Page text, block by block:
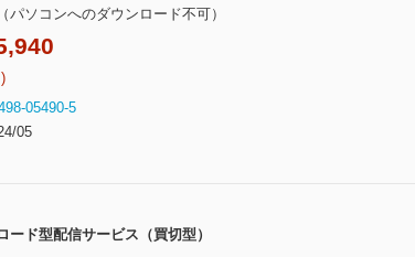
パソコンへのダウンロード不可）
05490-5
05
ード型配信サービス（買切型）